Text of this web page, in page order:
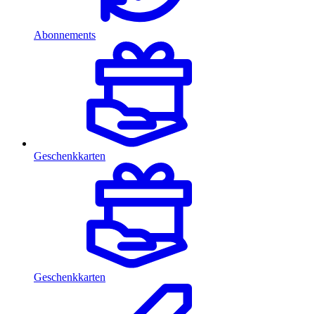
Abonnements
Geschenkkarten
Geschenkkarten